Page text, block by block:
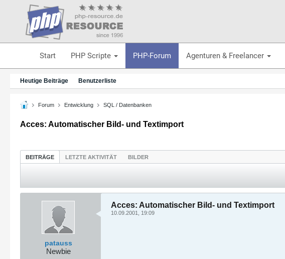
Start PHP Scripte PHP-Forum Agenturen & Freelancer
Heutige Beiträge Benutzerliste
Forum Entwicklung SQL / Datenbanken
Acces: Automatischer Bild- und Textimport
BEITRÄGE LETZTE AKTIVITÄT BILDER
patauss
Newbie
Acces: Automatischer Bild- und Textimport
10.09.2001, 19:09